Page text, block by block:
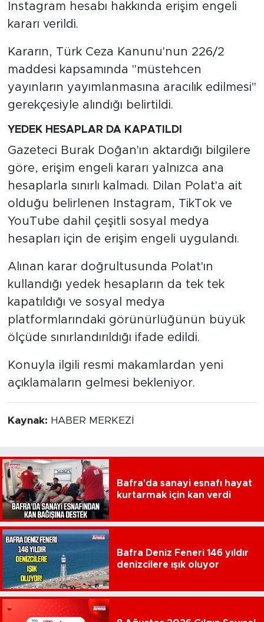
Instagram hesabı hakkında erişim engeli
kararı verildi.
Kararın, Türk Ceza Kanunu'nun 226/2
maddesi kapsamında "müstehcen
yayınların yayımlanmasına aracılık edilmesi"
gerekçesiyle alındığı belirtildi.
YEDEK HESAPLAR DA KAPATILDI
Gazeteci Burak Doğan'ın aktardığı bilgilere
göre, erişim engeli kararı yalnızca ana
hesaplarla sınırlı kalmadı. Dilan Polat'a ait
olduğu belirlenen Instagram, TikTok ve
YouTube dahil çeşitli sosyal medya
hesapları için de erişim engeli uygulandı.
Alınan karar doğrultusunda Polat'ın
kullandığı yedek hesapların da tek tek
kapatıldığı ve sosyal medya
platformlarındaki görünürlüğünün büyük
ölçüde sınırlandırıldığı ifade edildi.
Konuyla ilgili resmi makamlardan yeni
açıklamaların gelmesi bekleniyor.
Kaynak: HABER MERKEZİ
Bafra'da sanayi esnafı hayat
kurtarmak için kan verdi
Bafra Deniz Feneri 146 yıldır
denizcilere ışık oluyor